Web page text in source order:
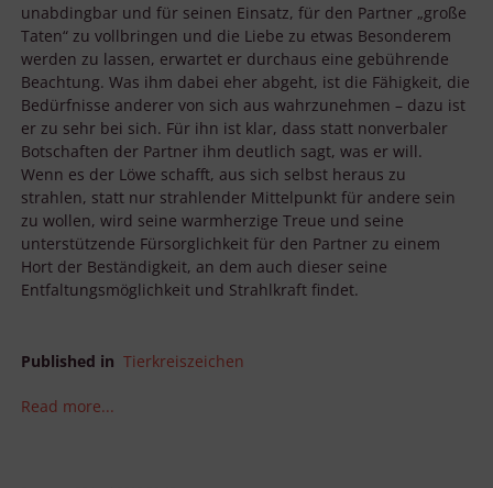
unabdingbar und für seinen Einsatz, für den Partner „große
Taten“ zu vollbringen und die Liebe zu etwas Besonderem
werden zu lassen, erwartet er durchaus eine gebührende
Beachtung. Was ihm dabei eher abgeht, ist die Fähigkeit, die
Bedürfnisse anderer von sich aus wahrzunehmen – dazu ist
er zu sehr bei sich. Für ihn ist klar, dass statt nonverbaler
Botschaften der Partner ihm deutlich sagt, was er will.
Wenn es der Löwe schafft, aus sich selbst heraus zu
strahlen, statt nur strahlender Mittelpunkt für andere sein
zu wollen, wird seine warmherzige Treue und seine
unterstützende Fürsorglichkeit für den Partner zu einem
Hort der Beständigkeit, an dem auch dieser seine
Entfaltungsmöglichkeit und Strahlkraft findet.
Published in Tierkreiszeichen
Read more...